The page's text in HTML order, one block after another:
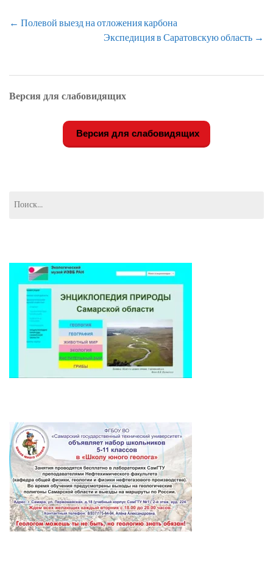
Навигация
← Полевой выезд на отложения карбона
Экспедиция в Саратовскую область →
Версия для слабовидящих
Версия для слабовидящих